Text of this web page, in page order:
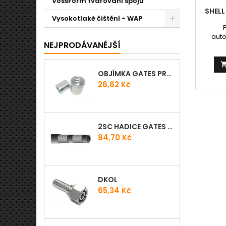
Vysokotlaké čištění - WAP
NEJPRODÁVANÉJŠÍ
OBJÍMKA GATES PRO-V
Cena
26,62 Kč
2SC HADICE GATES PROV
Cena
84,70 Kč
DKOL
Cena
65,34 Kč